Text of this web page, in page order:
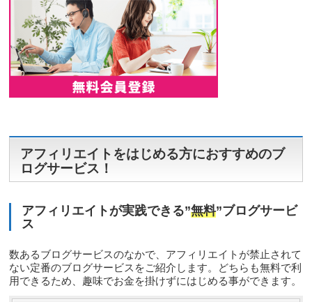
アフィリエイトをはじめる方におすすめのブ
ログサービス！
アフィリエイトが実践できる”無料”ブログサービ
ス
数あるブログサービスのなかで、アフィリエイトが禁止されて
ない定番のブログサービスをご紹介します。どちらも無料で利
用できるため、趣味でお金を掛けずにはじめる事ができます。